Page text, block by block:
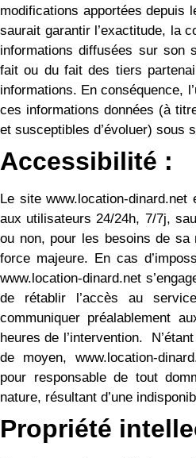
modifications apportées depuis
saurait garantir l’exactitude, la
informations diffusées sur son
fait ou du fait des tiers
informations. En conséquence,
ces informations données (à
et susceptibles d’évoluer) sous
Accessibilité :
Le site www.location-
aux utilisateurs 24/24h, 7/7j,
ou non, pour les besoins de sa
force majeure. En cas
www.location-dinard.net
de rétablir l’accès au
communiquer préalablement
heures de l’intervention.
de moyen, www.location-
pour responsable de tout
nature, résultant d’une
Propriété